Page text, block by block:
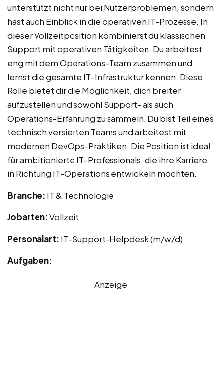
unterstützt nicht nur bei Nutzerproblemen, sondern
hast auch Einblick in die operativen IT-Prozesse. In
dieser Vollzeitposition kombinierst du klassischen
Support mit operativen Tätigkeiten. Du arbeitest
eng mit dem Operations-Team zusammen und
lernst die gesamte IT-Infrastruktur kennen. Diese
Rolle bietet dir die Möglichkeit, dich breiter
aufzustellen und sowohl Support- als auch
Operations-Erfahrung zu sammeln. Du bist Teil eines
technisch versierten Teams und arbeitest mit
modernen DevOps-Praktiken. Die Position ist ideal
für ambitionierte IT-Professionals, die ihre Karriere
in Richtung IT-Operations entwickeln möchten.
Branche: IT & Technologie
Jobarten:Vollzeit
Personalart: IT-Support-Helpdesk (m/w/d)
Aufgaben:
Anzeige